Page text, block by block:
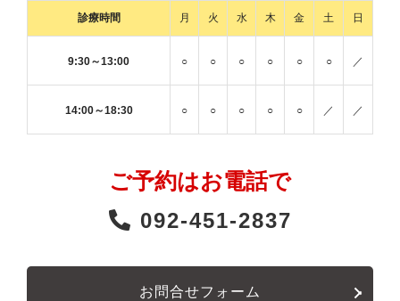
診療時間 月 火 水 木 金 土 日
9:30～13:00 ○ ○ ○ ○ ○ ○ ／
14:00～18:30 ○ ○ ○ ○ ○ ／ ／
ご予約はお電話で
092-451-2837
お問合せフォーム